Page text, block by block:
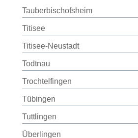
Tauberbischofsheim
Titisee
Titisee-Neustadt
Todtnau
Trochtelfingen
Tübingen
Tuttlingen
Überlingen